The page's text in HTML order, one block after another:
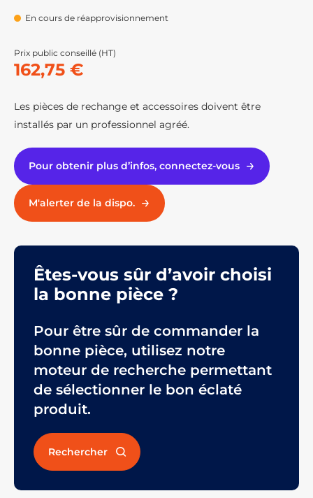
En cours de réapprovisionnement
Prix public conseillé (HT)
162,75 €
Les pièces de rechange et accessoires doivent être
installés par un professionnel agréé.
Pour obtenir plus d’infos, connectez-vous
M'alerter de la dispo.
Êtes-vous sûr d’avoir choisi
la bonne pièce ?
Pour être sûr de commander la
bonne pièce, utilisez notre
moteur de recherche permettant
de sélectionner le bon éclaté
produit.
Rechercher